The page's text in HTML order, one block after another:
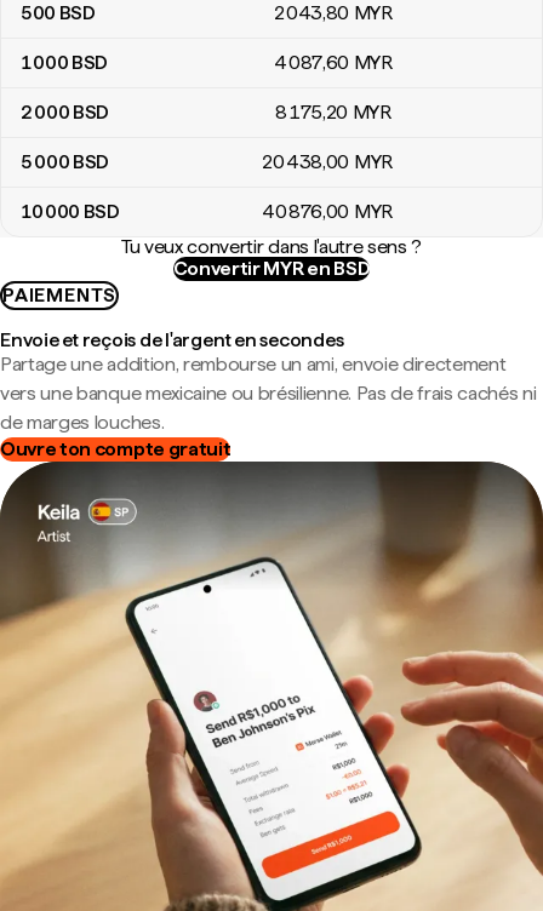
500 BSD 2 043,80 MYR
1 000 BSD 4 087,60 MYR
2 000 BSD 8 175,20 MYR
5 000 BSD 20 438,00 MYR
10 000 BSD 40 876,00 MYR
Tu veux convertir dans l'autre sens ?
Convertir MYR en BSD
PAIEMENTS
Envoie et reçois de l'argent en secondes
Partage une addition, rembourse un ami, envoie directement
vers une banque mexicaine ou brésilienne. Pas de frais cachés ni
de marges louches.
Ouvre ton compte gratuit